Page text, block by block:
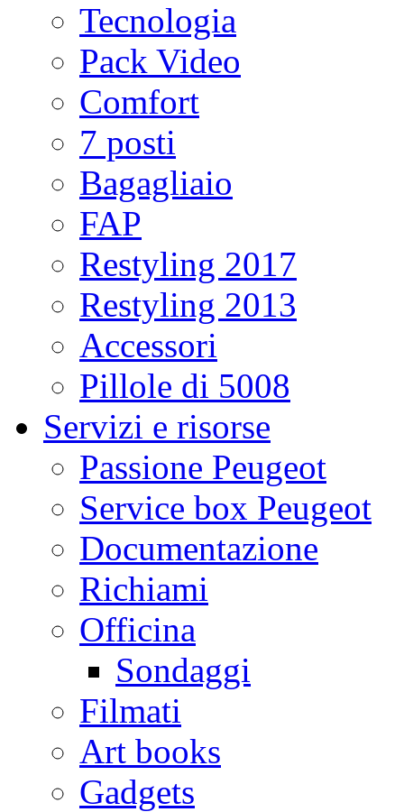
Tecnologia
Pack Video
Comfort
7 posti
Bagagliaio
FAP
Restyling 2017
Restyling 2013
Accessori
Pillole di 5008
Servizi e risorse
Passione Peugeot
Service box Peugeot
Documentazione
Richiami
Officina
Sondaggi
Filmati
Art books
Gadgets